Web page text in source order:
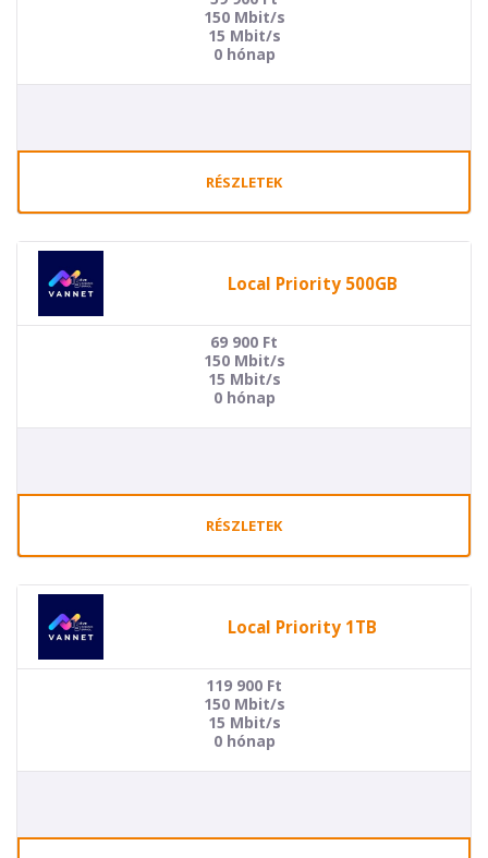
150 Mbit/s
15 Mbit/s
0 hónap
RÉSZLETEK
Local Priority 500GB
69 900 Ft
150 Mbit/s
15 Mbit/s
0 hónap
RÉSZLETEK
Local Priority 1TB
119 900 Ft
150 Mbit/s
15 Mbit/s
0 hónap